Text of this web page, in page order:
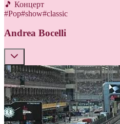
🎵 Концерт
#Pop#show#classic
Andrea Bocelli